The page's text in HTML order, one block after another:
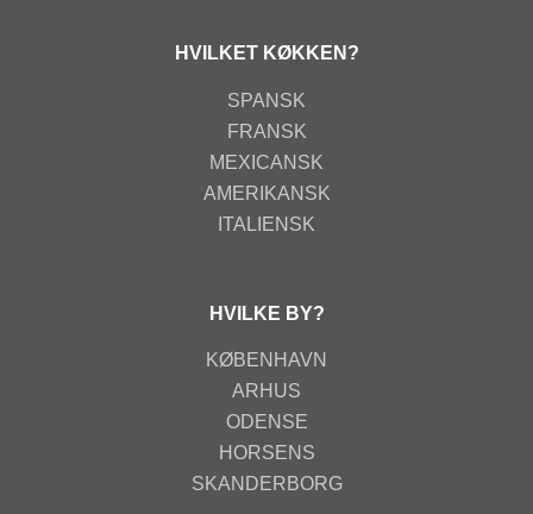
HVILKET KØKKEN?
SPANSK
FRANSK
MEXICANSK
AMERIKANSK
ITALIENSK
HVILKE BY?
KØBENHAVN
ARHUS
ODENSE
HORSENS
SKANDERBORG